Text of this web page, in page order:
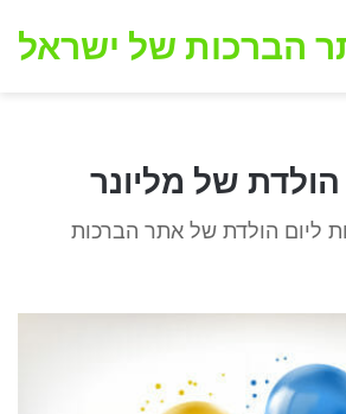
הברכות של ישראל
של מליונר
ליום הולדת של אתר הברכות